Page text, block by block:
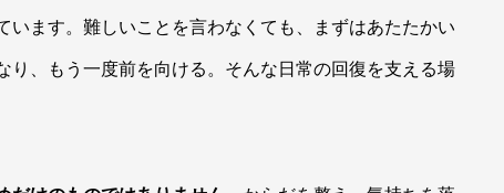
ます。難しいことを言わなくても、まずはあたたかい
り、もう一度前を向ける。そんな日常の回復を支える場